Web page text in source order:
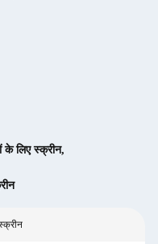
के लिए स्क्रीन,